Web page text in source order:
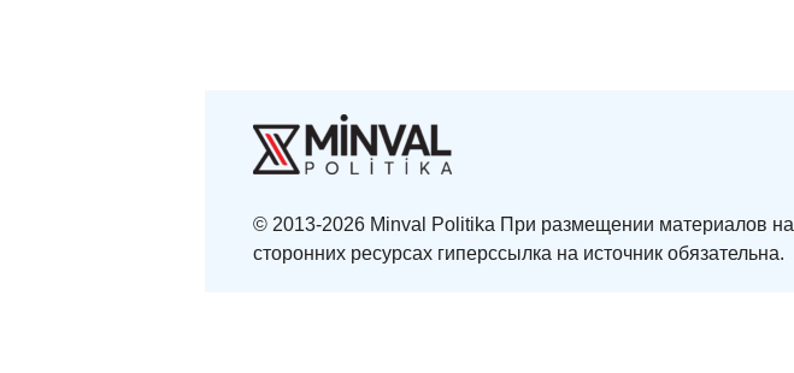
© 2013-2026 Minval Politika При размещении материалов на
сторонних ресурсах гиперссылка на источник обязательна.